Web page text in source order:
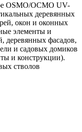
OSMO/ОСМО UV-
деревянных
окон и оконных
элементы и
деревянных фасадов,
и садовых домиков
и конструкции).
стволов